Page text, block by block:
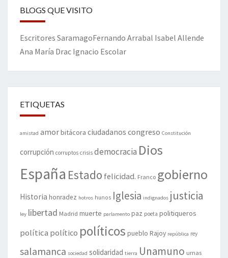
BLOGS QUE VISITO
Escritores SaramagoFernando Arrabal Isabel Allende
Ana María Drac Ignacio Escolar
ETIQUETAS
amistad amorbitácora ciudadanos congreso Constitución
corrupción corruptos crisis democracia Dios
España Estado felicidad. Franco gobierno
Historia honradez hotros hunos Iglesia indignados justicia
ley libertad Madrid muerte parlamento paz poeta politiqueros
política político políticos pueblo Rajoy república rey
salamanca sociedad solidaridad tierra Unamuno urnas